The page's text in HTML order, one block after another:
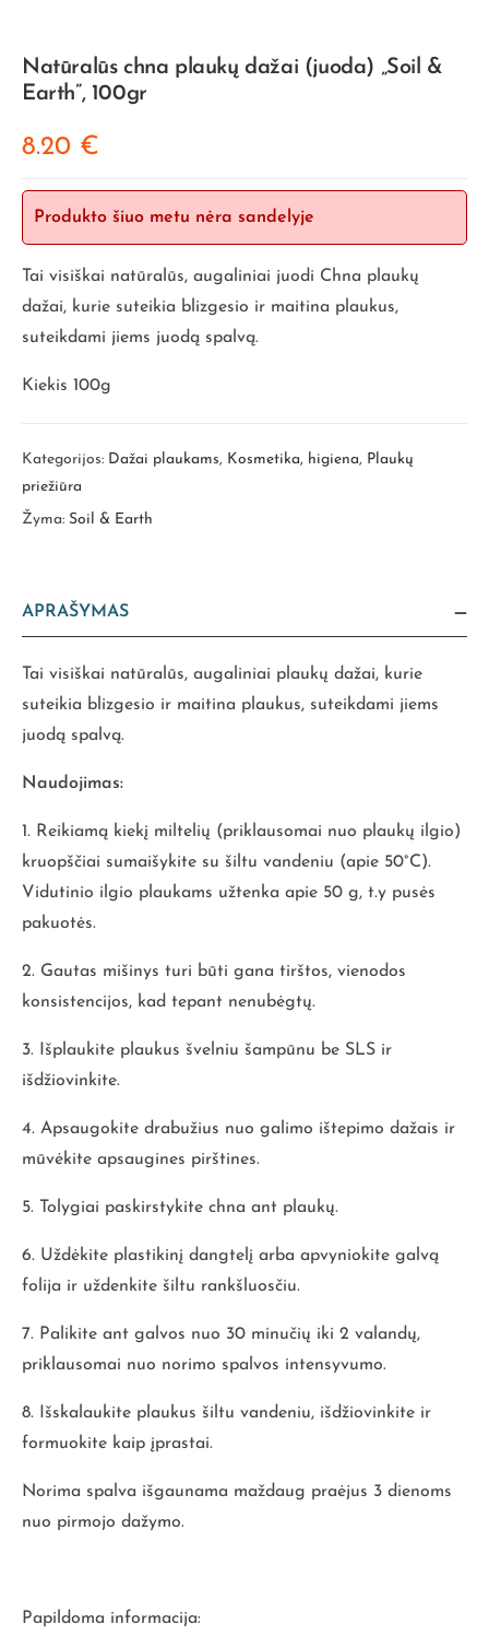
Natūralūs chna plaukų dažai (juoda) „Soil &
Earth”, 100gr
8.20 €
Produkto šiuo metu nėra sandelyje
Tai visiškai natūralūs, augaliniai juodi Chna plaukų
dažai, kurie suteikia blizgesio ir maitina plaukus,
suteikdami jiems juodą spalvą.
Kiekis 100g
Kategorijos: Dažai plaukams, Kosmetika, higiena, Plaukų
priežiūra
Žyma: Soil & Earth
APRAŠYMAS
Tai visiškai natūralūs, augaliniai plaukų dažai, kurie
suteikia blizgesio ir maitina plaukus, suteikdami jiems
juodą spalvą.
Naudojimas:
1. Reikiamą kiekį miltelių (priklausomai nuo plaukų ilgio)
kruopščiai sumaišykite su šiltu vandeniu (apie 50°C).
Vidutinio ilgio plaukams užtenka apie 50 g, t.y pusės
pakuotės.
2. Gautas mišinys turi būti gana tirštos, vienodos
konsistencijos, kad tepant nenubėgtų.
3. Išplaukite plaukus švelniu šampūnu be SLS ir
išdžiovinkite.
4. Apsaugokite drabužius nuo galimo ištepimo dažais ir
mūvėkite apsaugines pirštines.
5. Tolygiai paskirstykite chna ant plaukų.
6. Uždėkite plastikinį dangtelį arba apvyniokite galvą
folija ir uždenkite šiltu rankšluosčiu.
7. Palikite ant galvos nuo 30 minučių iki 2 valandų,
priklausomai nuo norimo spalvos intensyvumo.
8. Išskalaukite plaukus šiltu vandeniu, išdžiovinkite ir
formuokite kaip įprastai.
Norima spalva išgaunama maždaug praėjus 3 dienoms
nuo pirmojo dažymo.
Papildoma informacija: